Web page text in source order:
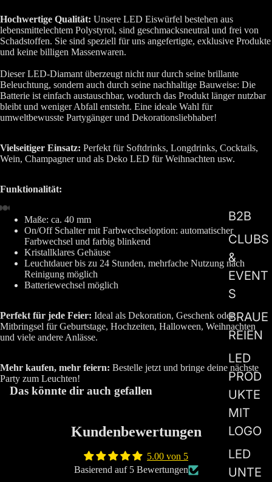
B2B
CLUBS
&
EVENT
S
BRAUE
REIEN
LED
PROD
UKTE
MIT
LOGO
LED
UNTE
Hochwertige Qualität: Unsere LED Eiswürfel bestehen aus
lebensmittelechtem Polystyrol, sind geschmacksneutral und frei von
Schadstoffen. Sie sind speziell für uns angefertigte, exklusive Produkte
und keine billigen Massenwaren.
Dieser LED-Diamant überzeugt nicht nur durch seine brillante
Beleuchtung, sondern auch durch seine nachhaltige Bauweise: Die
Batterie ist einfach austauschbar, wodurch das Produkt länger nutzbar
bleibt und weniger Abfall entsteht. Eine ideale Wahl für
umweltbewusste Partygänger und Dekorationsliebhaber!
Vielseitiger Einsatz: Perfekt für Softdrinks, Longdrinks, Cocktails,
Wein, Champagner und als Deko LED für Weihnachten usw.
Funktionalität:
Maße: ca. 40 mm
On/Off Schalter mit Farbwechseloption: automatischer
Farbwechsel und farbig blinkend
Kristallklares Gehäuse
Leuchtdauer bis zu 24 Stunden, mehrfache Nutzung nach
Reinigung möglich
Batteriewechsel möglich
Perfekt für jede Feier: Ideal als Dekoration, Geschenk oder
Mitbringsel für Geburtstage, Hochzeiten, Halloween, Weihnachten
und viele andere Anlässe.
Mehr kaufen, mehr feiern: Bestelle jetzt und bringe deine nächste
Party zum Leuchten!
Das könnte dir auch gefallen
Kundenbewertungen
5.00 von 5
Basierend auf 5 Bewertungen